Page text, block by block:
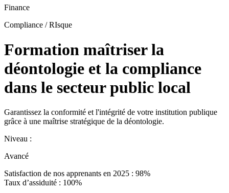
Finance
Compliance / RIsque
Formation maîtriser la
déontologie et la compliance
dans le secteur public local
Garantissez la conformité et l'intégrité de votre institution publique
grâce à une maîtrise stratégique de la déontologie.
Niveau :
Avancé
Satisfaction de nos apprenants en 2025 : 98%
Taux d’assiduité : 100%